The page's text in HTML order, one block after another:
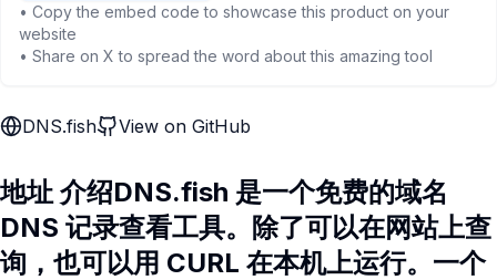
• Copy the embed code to showcase this product on your
website
• Share on X to spread the word about this amazing tool
DNS.fish View on GitHub
地址 介绍DNS.fish 是一个免费的域名
DNS 记录查看工具。除了可以在网站上查
询，也可以用 CURL 在本机上运行。一个